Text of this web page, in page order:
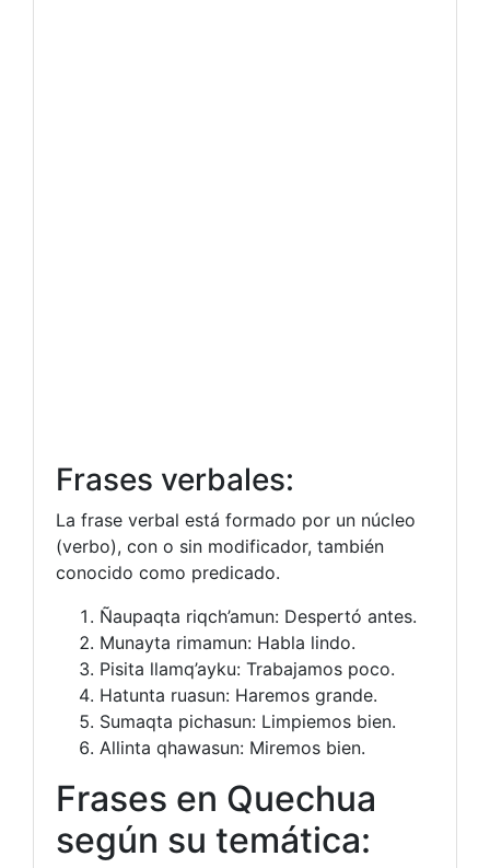
Frases verbales:
La frase verbal está formado por un núcleo
(verbo), con o sin modificador, también
conocido como predicado.
Ñaupaqta riqch’amun: Despertó antes.
Munayta rimamun: Habla lindo.
Pisita llamq’ayku: Trabajamos poco.
Hatunta ruasun: Haremos grande.
Sumaqta pichasun: Limpiemos bien.
Allinta qhawasun: Miremos bien.
Frases en Quechua
según su temática: